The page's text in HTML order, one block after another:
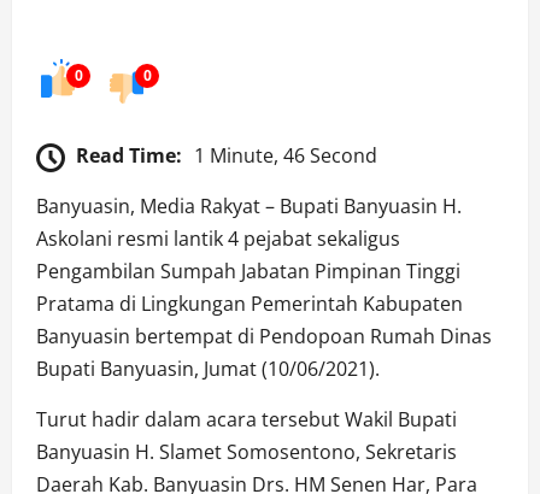
0 0
Read Time: 1 Minute, 46 Second
Banyuasin, Media Rakyat – Bupati Banyuasin H.
Askolani resmi lantik 4 pejabat sekaligus
Pengambilan Sumpah Jabatan Pimpinan Tinggi
Pratama di Lingkungan Pemerintah Kabupaten
Banyuasin bertempat di Pendopoan Rumah Dinas
Bupati Banyuasin, Jumat (10/06/2021).
Turut hadir dalam acara tersebut Wakil Bupati
Banyuasin H. Slamet Somosentono, Sekretaris
Daerah Kab. Banyuasin Drs. HM Senen Har, Para